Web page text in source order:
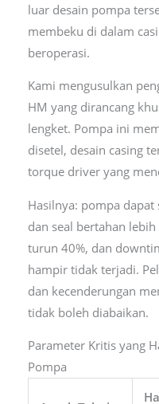
luar desain pompa
membeku di dalam
beroperasi.
Kami mengusulkan
HM yang dirancang
lengket. Pompa ini
disetel, desain casing
torque driver yang
Hasilnya: pompa
dan seal bertahan
turun 40%, dan
hampir tidak terjadi.
dan kecenderungan
tidak boleh diabaikan.
Parameter Kritis yang
Pompa